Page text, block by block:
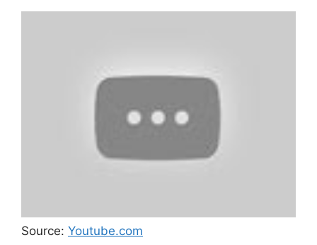
Source: Youtube.com